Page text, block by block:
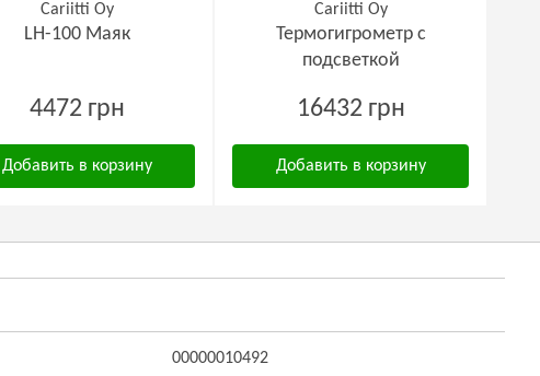
Cariitti Oy
LH-100 Маяк
4472 грн
Добавить в корзину
Cariitti Oy
Термогигрометр с
подсветкой
16432 грн
Добавить в корзину
00000010492